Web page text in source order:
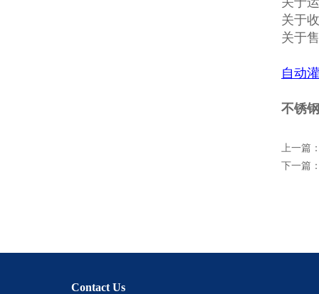
关于
关于
自动
不锈
上一篇
下一篇
Contact Us